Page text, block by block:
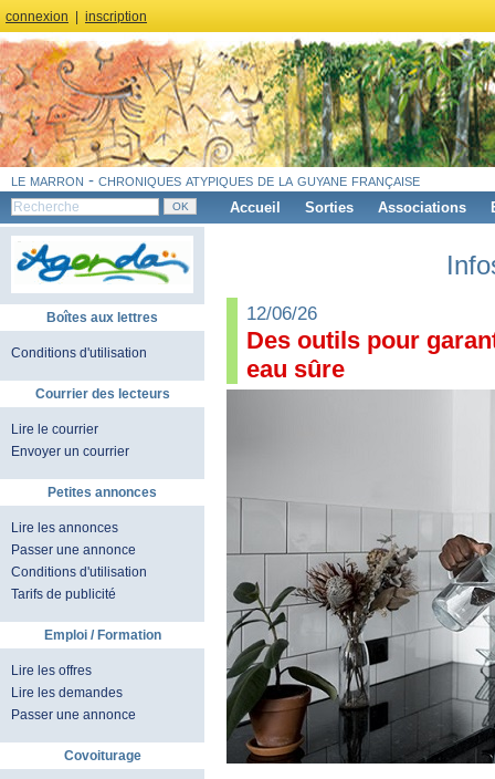
connexion inscription
le marron - chroniques atypiques de la guyane française
Accueil Sorties Associations
Boîtes aux lettres
Conditions d'utilisation
Courrier des lecteurs
Lire le courrier
Envoyer un courrier
Petites annonces
Lire les annonces
Passer une annonce
Conditions d'utilisation
Tarifs de publicité
Emploi / Formation
Lire les offres
Lire les demandes
Passer une annonce
Covoiturage
12/06/26
Des outils pour
eau sûre